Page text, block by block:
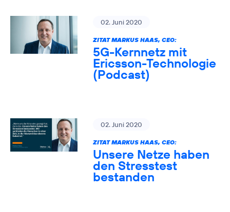
02. Juni 2020
ZITAT MARKUS HAAS, CEO:
5G-Kernnetz mit
Ericsson-Technologie
(Podcast)
02. Juni 2020
ZITAT MARKUS HAAS, CEO:
Unsere Netze haben
den Stresstest
bestanden